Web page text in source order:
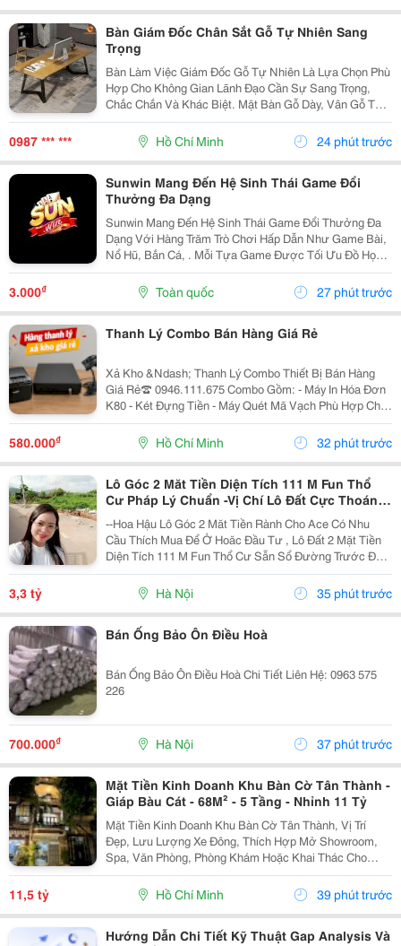
Bàn Giám Đốc Chân Sắt Gỗ Tự Nhiên Sang
Trọng
Bàn Làm Việc Giám Đốc Gỗ Tự Nhiên Là Lựa Chọn Phù
Hợp Cho Không Gian Lãnh Đạo Cần Sự Sang Trọng,
Chắc Chắn Và Khác Biệt. Mặt Bàn Gỗ Dày, Vân Gỗ Tự
Nhiên Đẹp Mắt Kết Hợp Cùng Hệ Chân Sắt Hiện Đại,
Tạo Nên Tổng Thể Vừa Bền Bỉ Vừa Tinh Tế. Mẫu Bàn
0987 *** *** Hồ Chí Minh 24 phút trước
Sunwin Mang Đến Hệ Sinh Thái Game Đổi
Thưởng Đa Dạng
Sunwin Mang Đến Hệ Sinh Thái Game Đổi Thưởng Đa
Dạng Với Hàng Trăm Trò Chơi Hấp Dẫn Như Game Bài,
Nổ Hũ, Bắn Cá, . Mỗi Tựa Game Được Tối Ưu Đồ Họa
Sắc Nét, Thao Tác Mượt Mà, Tỷ Lệ Trả Thưởng Cạnh
Tranh Cùng Hệ Thống Bảo Mật Hiện Đại.
3.000₫ Toàn quốc 27 phút trước
Thanh Lý Combo Bán Hàng Giá Rẻ
Xả Kho &Ndash; Thanh Lý Combo Thiết Bị Bán Hàng
Giá Rẻ☎️ 0946.111.675 Combo Gồm: - Máy In Hóa Đơn
K80 - Két Đựng Tiền - Máy Quét Mã Vạch Phù Hợp Cho
Tạp Hóa, Shop, Siêu Thị Mini, Quán Ăn, Cafe... ☎️ Liên
Hệ: 0946.111.675 Kazuko Việt Nam...
580.000₫ Hồ Chí Minh 32 phút trước
Lô Góc 2 Măt Tiền Diện Tích 111 M Fun Thổ
Cư Pháp Lý Chuẩn -Vị Chí Lô Đất Cực Thoáng
Mát ,Đất Nằm Mặt Đường Chục
--Hoa Hậu Lô Góc 2 Măt Tiền Rành Cho Ace Có Nhu
Cầu Thích Mua Để Ở Hoăc Đầu Tư , Lô Đất 2 Mặt Tiền
Diện Tích 111 M Fun Thổ Cư Sẫn Sổ Đường Trước Đất
Chuẩn Bị Đang Giải Nhựa Rộng 5,,5 M 2 Ô Tô Tránh
Nhau Vị Trí Đất Sát Trường Học Cấp 1 Thôn Thanh...
3,3 tỷ Hà Nội 35 phút trước
Bán Ống Bảo Ôn Điều Hoà
Bán Ống Bảo Ôn Điều Hoà Chi Tiết Liên Hệ: 0963 575
226
700.000₫ Hà Nội 37 phút trước
Mặt Tiền Kinh Doanh Khu Bàn Cờ Tân Thành -
Giáp Bàu Cát - 68M² - 5 Tầng - Nhỉnh 11 Tỷ
Mặt Tiền Kinh Doanh Khu Bàn Cờ Tân Thành, Vị Trí
Đẹp, Lưu Lượng Xe Đông, Thích Hợp Mở Showroom,
Spa, Văn Phòng, Phòng Khám Hoặc Khai Thác Cho
Thuê. Ưu Điểm Nổi Bật: Diện Tích: 68M&Sup2; Kết
Cấu: 4 Tầng + Sân Thượng 6 Phòng Ngủ Khép Kín...
11,5 tỷ Hồ Chí Minh 39 phút trước
Hướng Dẫn Chi Tiết Kỹ Thuật Gap Analysis Và